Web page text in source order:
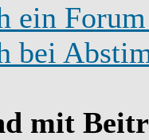
ein
bei
mit